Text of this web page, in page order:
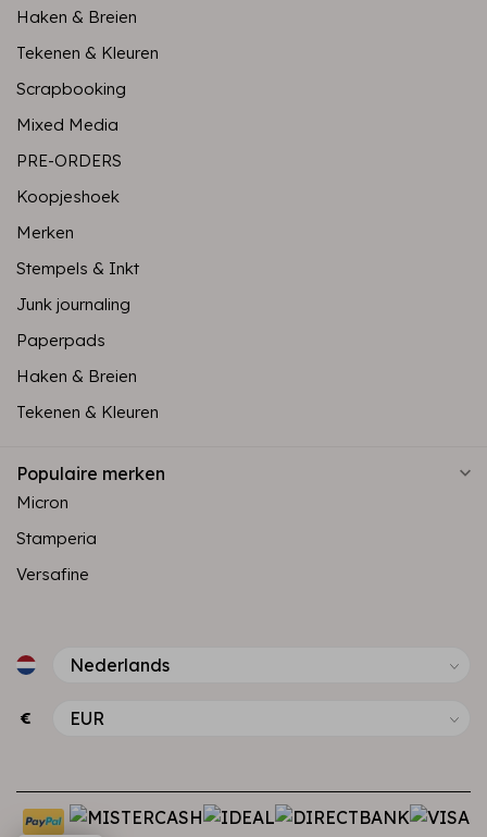
Haken & Breien
Tekenen & Kleuren
Scrapbooking
Mixed Media
PRE-ORDERS
Koopjeshoek
Merken
Stempels & Inkt
Junk journaling
Paperpads
Haken & Breien
Tekenen & Kleuren
Populaire merken
Micron
Stamperia
Versafine
€